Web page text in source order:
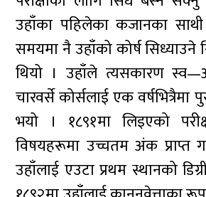
उहाँका पहिलेका कजानका साथी
समयमा नै उहाँको कोर्ष सिध्याउने
थियो । उहाँले त्यसकारण
चारवर्से कोर्सलाई एक वर्षभित्रैमा
भयो । १८९१मा लिइएको
विषयहरूमा उच्चतम अंक प्राप्त
उहाँलाई एउटा प्रथम स्थानको